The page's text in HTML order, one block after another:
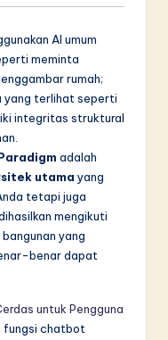
AI umum
meminta
rumah;
yang terlihat seperti
integritas struktural
adalah
utama yang
tetapi juga
mengikuti
yang
benar dapat
untuk Pengguna
fungsi chatbot